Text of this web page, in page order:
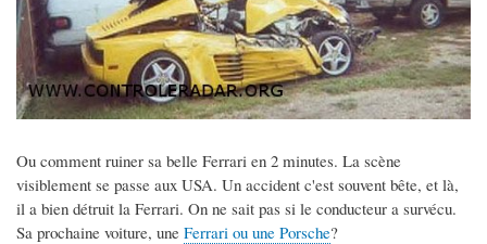
Ou comment ruiner sa belle Ferrari en 2 minutes. La scène
visiblement se passe aux USA. Un accident c'est souvent bête, et là,
il a bien détruit la Ferrari. On ne sait pas si le conducteur a survécu.
Sa prochaine voiture, une Ferrari ou une Porsche?